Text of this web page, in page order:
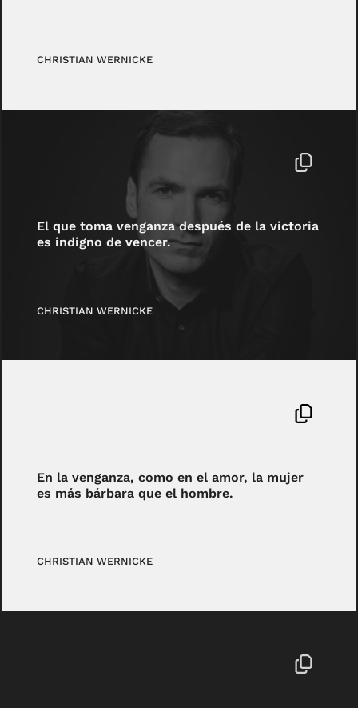
CHRISTIAN WERNICKE
El que toma venganza después de la victoria
es indigno de vencer.
CHRISTIAN WERNICKE
En la venganza, como en el amor, la mujer
es más bárbara que el hombre.
CHRISTIAN WERNICKE